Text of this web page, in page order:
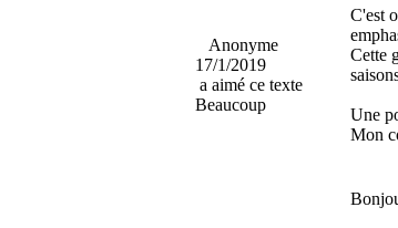
Anonyme
17/1/2019
a aimé ce texte
Beaucoup
C'est
Cette
Une
Mon